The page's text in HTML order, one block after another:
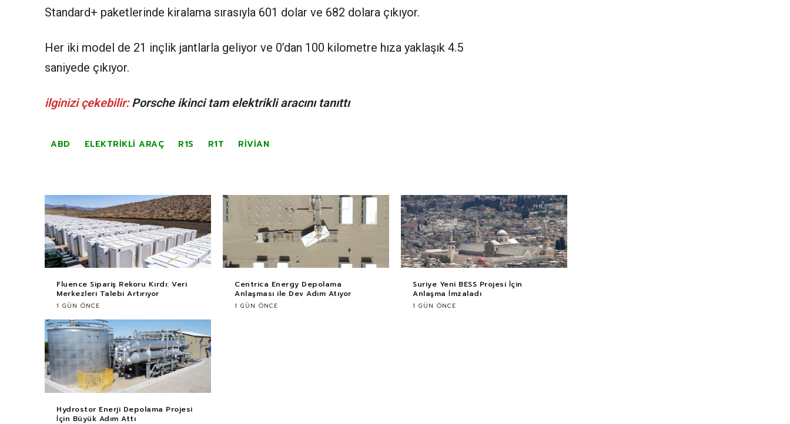
Standard+ paketlerinde kiralama sırasıyla 601 dolar ve 682 dolara çıkıyor.
Her iki model de 21 inçlik jantlarla geliyor ve 0’dan 100 kilometre hıza yaklaşık 4.5
saniyede çıkıyor.
ilginizi çekebilir: Porsche ikinci tam elektrikli aracını tanıttı
ABD ELEKTRIKLI ARAÇ R1S R1T RIVIAN
Fluence Sipariş Rekoru Kırdı: Veri
Merkezleri Talebi Artırıyor
1 GÜN ÖNCE
Centrica Energy Depolama
Anlaşması ile Dev Adım Atıyor
1 GÜN ÖNCE
Suriye Yeni BESS Projesi İçin
Anlaşma İmzaladı
1 GÜN ÖNCE
Hydrostor Enerji Depolama Projesi
İçin Büyük Adım Attı